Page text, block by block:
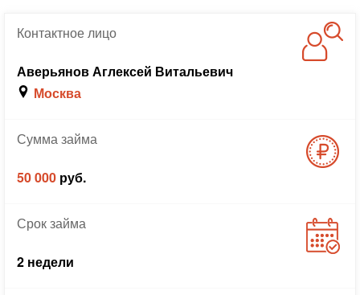
Контактноелицо
Аверьянов Аглексей Витальевич
Москва
Суммазайма
50 000 руб.
Срокзайма
2 недели